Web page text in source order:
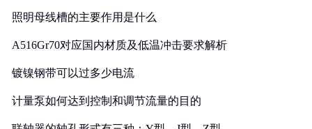
照明母线槽的主要作用是什么
A516Gr70对应国内材质及低温冲击要求解析
镀镍钢带可以过多少电流
计量泵如何达到控制和调节流量的目的